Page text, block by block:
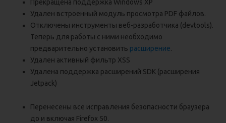
Прекращена поддержка Windows XP
Удален встроенный модуль просмотра PDF файлов.
Отключены инструменты веб-разработчика (devtools).
Теперь для работы с ними необходимо
предварительно установить расширение.
Удален активный фильтр XSS
Удалена поддержка расширений SDK (расширения
Jetpack)
Перенесены все исправления безопасности браузера
до и включая Firefox 50.